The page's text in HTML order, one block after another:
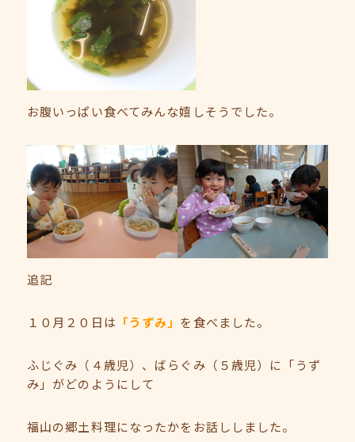
お腹いっぱい食べてみんな嬉しそうでした。
追記
１０月２０日は 「うずみ」 を食べました。
ふじぐみ（４歳児）、ばらぐみ（５歳児）に「うず
み」がどのようにして
福山の郷土料理になったかをお話ししました。